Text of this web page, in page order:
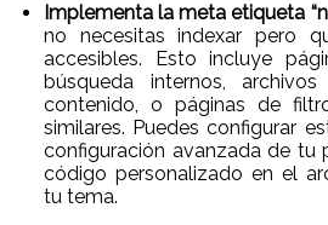
Implementa la meta etiqueta
no necesitas indexar pero
accesibles. Esto incluye
búsqueda internos,
contenido, o páginas de
similares. Puedes configurar
configuración avanzada de tu
código personalizado en el
tu tema.